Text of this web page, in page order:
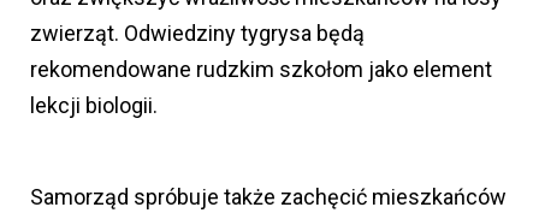
zwierząt. Odwiedziny tygrysa będą
rekomendowane rudzkim szkołom jako element
lekcji biologii.
Samorząd spróbuje także zachęcić mieszkańców